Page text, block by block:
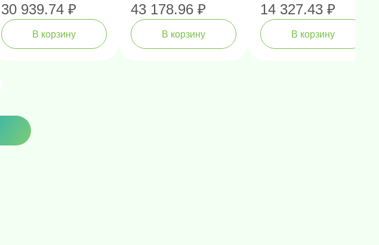
30 939.74 ₽
В корзину
43 178.96 ₽
В корзину
14 327.43 ₽
В корзину